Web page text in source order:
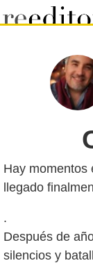
Hay momentos
.
Después de
silencios y